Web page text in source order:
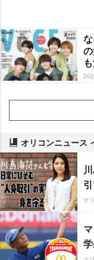
オリコンニュース
オ